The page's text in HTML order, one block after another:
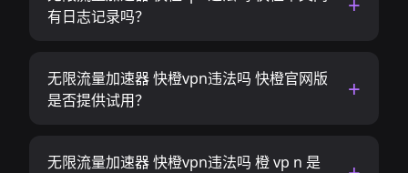
有日志记录吗？
无限流量加速器 快橙vpn违法吗 快橙官网版
是否提供试用？
无限流量加速器 快橙vpn违法吗 橙 vp n 是